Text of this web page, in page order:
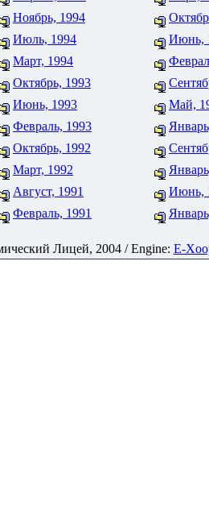
Ноябрь, 1994
Июль, 1994
Июнь,
Март, 1994
Октябрь, 1993
Июнь, 1993
Май,
Февраль, 1993
Октябрь, 1992
Март, 1992
Август, 1991
Июнь,
Февраль, 1991
Лицей, 2004 / Engine: E-